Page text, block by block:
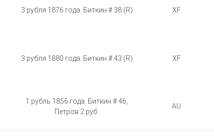
3 рубля 1876 года. Биткин # 38 (R) XF
3 рубля 1880 года. Биткин # 43 (R) XF
1 рубль 1856 года. Биткин # 46,
Петров 2 руб.
AU